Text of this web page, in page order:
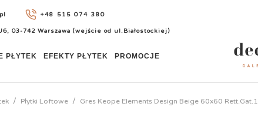
+48 515 074 380
03-742 Warszawa (wejście od ul.Białostockiej)
PŁYTEK EFEKTY PŁYTEK PROMOCJE
Płytki Loftowe Gres Keope Elements Design Beige 60x60 Rett.Gat.1